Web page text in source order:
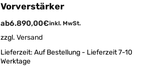
Vorverstärker
ab6.890,00€inkl. MwSt.
zzgl. Versand
Lieferzeit: Auf Bestellung - Lieferzeit 7-10
Werktage